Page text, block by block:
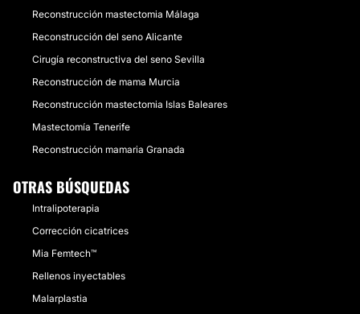
Reconstrucción mastectomia Málaga
Reconstrucción del seno Alicante
Cirugía reconstructiva del seno Sevilla
Reconstrucción de mama Murcia
Reconstrucción mastectomia Islas Baleares
Mastectomía Tenerife
Reconstrucción mamaria Granada
OTRAS BÚSQUEDAS
Intralipoterapia
Corrección cicatrices
Mia Femtech™
Rellenos inyectables
Malarplastia